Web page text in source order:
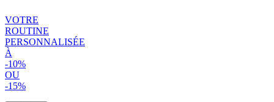
VOTRE
ROUTINE
PERSONNALISÉE
À
-10%
OU
-15%